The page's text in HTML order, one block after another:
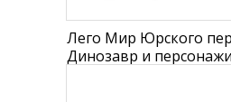
Лего Мир Юрского
Динозавр и